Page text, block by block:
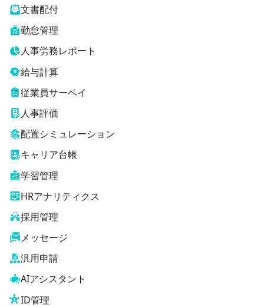
文書配付
勤怠管理
人事労務レポート
給与計算
従業員サーベイ
人事評価
配置シミュレーション
キャリア台帳
学習管理
HRアナリティクス
採用管理
メッセージ
汎用申請
AIアシスタント
ID管理